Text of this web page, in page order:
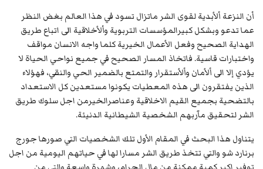
أن النزعة ألأبدية لقوى الشر ماتزال تسود في هذا العالم بغض النظر
عما تدعو وبشكل كبيرالمؤسسات التربوية وألأخلاقية الى اتباع طريق
الهداية الصحيح وفعل الأعمال الخيرية كلما واجه الانسان مواقف
واختبارات قاسية. فاتخاذ المسار الصحيح في جميع نواحي الحياة لا
يؤدي إلا الى ألأمان وألأستقرار والتمتع بالضمير الحي والنقي، فهؤلاء
الذين يفتقرون الى هذه المعطيات يكونوا مستعدين كل الاستعداد
بالتضحية بجميع القيم الاخلاقية وعناصرالخيرمن اجل سلوك طريق
الشر لتحقيق مآربهم الشخصية الشيطانية الدنيئة.
يتناول هذا البحث في المقام الأول تلك الشخصيات التي صورها جورج
برنارد شو والتي تتخذ طريق الشر مسارا لها في حياتهم اليومية من اجل